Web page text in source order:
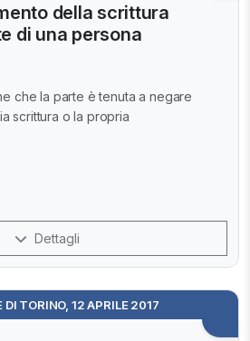
della scrittura
di una persona
che la parte è tenuta a negare
scrittura o la propria
Dettagli
DI TORINO, 12 APRILE 2017